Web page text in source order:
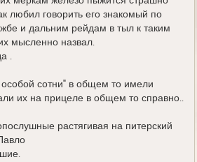
любил говорить его знакомый по
и дальним рейдам в тыл к таким
мысленно назвал.
.
особой сотни" в общем то имели
их на прицеле в общем то справно..
растягивая на питерский